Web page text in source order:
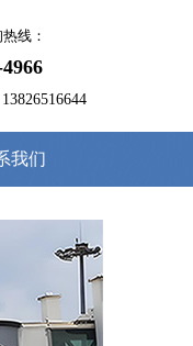
线：
13826516644
我们